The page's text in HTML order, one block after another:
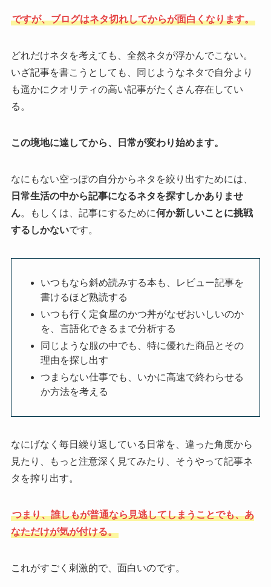
ですが、ブログはネタ切れしてからが面白くなります。
どれだけネタを考えても、全然ネタが浮かんでこない。
いざ記事を書こうとしても、同じようなネタで自分より
も遥かにクオリティの高い記事がたくさん存在してい
る。
この境地に達してから、日常が変わり始めます。
なにもない空っぽの自分からネタを絞り出すためには、
日常生活の中から記事になるネタを探すしかありませ
ん。もしくは、記事にするために何か新しいことに挑戦
するしかないです。
いつもなら斜め読みする本も、レビュー記事を
書けるほど熟読する
いつも行く定食屋のかつ丼がなぜおいしいのか
を、言語化できるまで分析する
同じような服の中でも、特に優れた商品とその
理由を探し出す
つまらない仕事でも、いかに高速で終わらせる
か方法を考える
なにげなく毎日繰り返している日常を、違った角度から
見たり、もっと注意深く見てみたり、そうやって記事ネ
タを搾り出す。
つまり、誰しもが普通なら見逃してしまうことでも、あ
なただけが気が付ける。
これがすごく刺激的で、面白いのです。